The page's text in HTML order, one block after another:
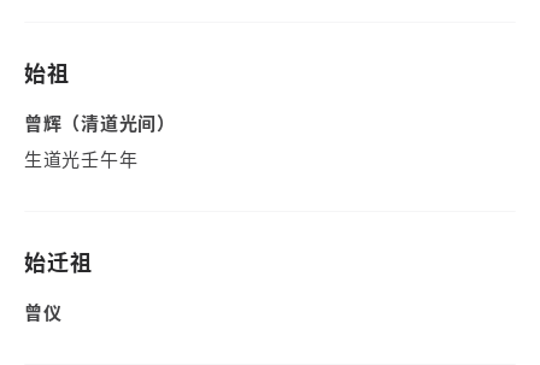
始祖
曾辉（清道光间）
生道光壬午年
始迁祖
曾仪